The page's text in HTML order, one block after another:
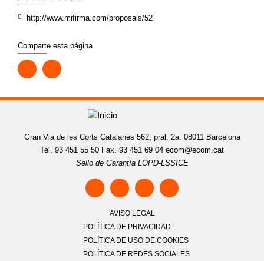
http://www.mifirma.com/proposals/52
Comparte esta página
Gran Via de les Corts Catalanes 562, pral. 2a. 08011 Barcelona
Tel. 93 451 55 50 Fax. 93 451 69 04 ecom@ecom.cat
Sello de Garantía LOPD-LSSICE
AVISO LEGAL
POLÍTICA DE PRIVACIDAD
POLÍTICA DE USO DE COOKIES
POLÍTICA DE REDES SOCIALES